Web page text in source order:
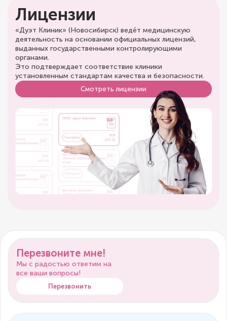
Лицензии
«Дуэт Клиник» (Новосибирск) ведёт медицинскую
деятельность на основании официальных лицензий,
выданных государственными контролирующими
органами.
Это подтверждает соответствие клиники
установленным стандартам качества и безопасности.
Смотреть лицензии
Перезвоните мне!
Мы с радостью ответим на
все ваши вопросы!
Перезвонить